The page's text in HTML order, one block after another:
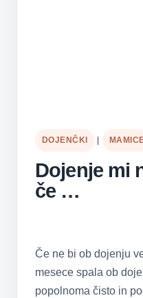
DOJENČKI
Dojenje mi
če …
Če ne bi ob dojenju
mesece spala ob
popolnoma čisto in